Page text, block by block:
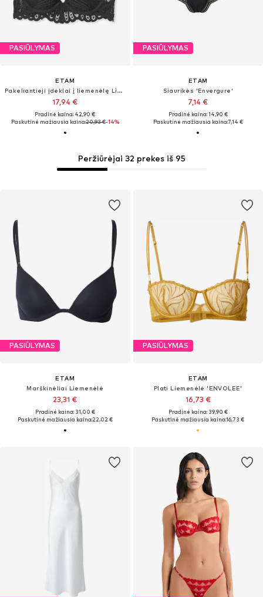
Peržiūrėjai 32 prekes iš 95
PASIŪLYMAS
ETAM
Pakeliantieji įdėklai į liemenėlę Liemenėlė 'ETREINTE'
17,94 €
Pradinė kaina: 42,90 €
Paskutinė mažiausia kaina:20,93 €-14%
PASIŪLYMAS
ETAM
Siaurikės 'Envergure'
7,14 €
Pradinė kaina: 14,90 €
Paskutinė mažiausia kaina:7,14 €
PASIŪLYMAS
ETAM
Marškinėliai Liemenėlė
23,31 €
Pradinė kaina: 31,00 €
Paskutinė mažiausia kaina:22,02 €
PASIŪLYMAS
ETAM
Plati Liemenėlė 'ENVOLEE'
16,73 €
Pradinė kaina: 39,90 €
Paskutinė mažiausia kaina:16,73 €